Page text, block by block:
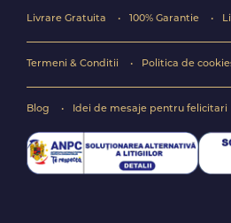
Livrare Gratuita 100% Garantie
Termeni & Conditii Politica de
Blog Idei de mesaje pentru felicitari